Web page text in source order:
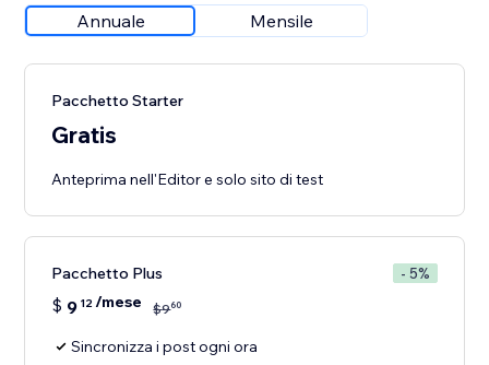
Annuale Mensile
Pacchetto Starter
Gratis
Anteprima nell'Editor e solo sito di test
Pacchetto Plus - 5%
$ 9 12/mese $960
Sincronizza i post ogni ora